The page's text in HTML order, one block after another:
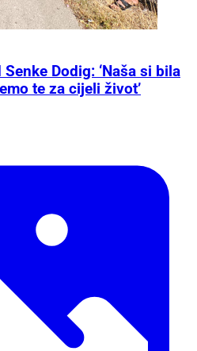
Dodig: ‘Naša si bila
te za cijeli život’